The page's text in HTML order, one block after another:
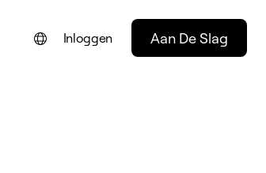
Inloggen Aan De Slag